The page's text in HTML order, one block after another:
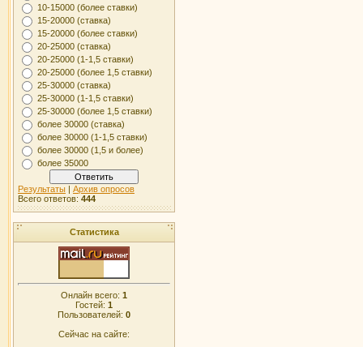
10-15000 (более ставки)
15-20000 (ставка)
15-20000 (более ставки)
20-25000 (ставка)
20-25000 (1-1,5 ставки)
20-25000 (более 1,5 ставки)
25-30000 (ставка)
25-30000 (1-1,5 ставки)
25-30000 (более 1,5 ставки)
более 30000 (ставка)
более 30000 (1-1,5 ставки)
более 30000 (1,5 и более)
более 35000
Результаты | Архив опросов
Всего ответов: 444
Статистика
Онлайн всего: 1
Гостей: 1
Пользователей: 0
Сейчас на сайте: